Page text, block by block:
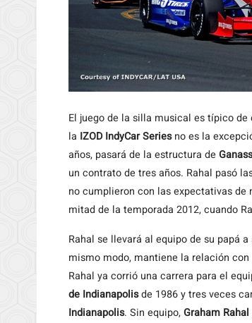
El juego de la silla musical es típico
la IZOD IndyCar Seriesno es la
años, pasará de la estructura de
un contrato de tres años. Rahal pasó
no cumplieron con las expectativas de
mitad de la temporada 2012, cuando
Rahal se llevará al equipo de su papá a
mismo modo, mantiene la relación
Rahal ya corrió una carrera para el
de Indianapolisde 1986 y tres veces
Indianapolis. Sin equipo,Graham Rahal